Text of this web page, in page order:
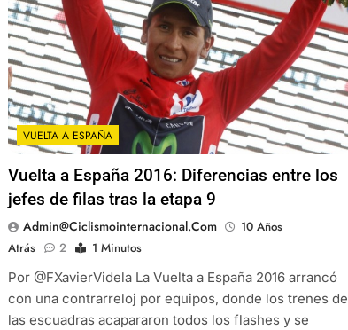
VUELTA A ESPAÑA
Vuelta a España 2016: Diferencias entre los
jefes de filas tras la etapa 9
Admin@ciclismointernacional.com
10 Años
Atrás
2
1 Minutos
Por @FXavierVidela La Vuelta a España 2016 arrancó
con una contrarreloj por equipos, donde los trenes de
las escuadras acapararon todos los flashes y se